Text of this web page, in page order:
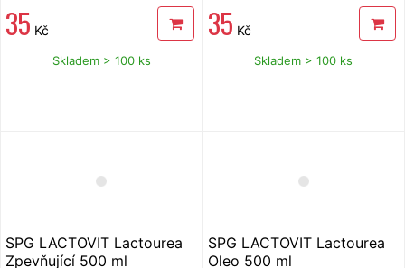
35 Kč
Skladem > 100 ks
35 Kč
Skladem > 100 ks
SPG LACTOVIT Lactourea
Zpevňující 500 ml
SPG LACTOVIT Lactourea
Oleo 500 ml